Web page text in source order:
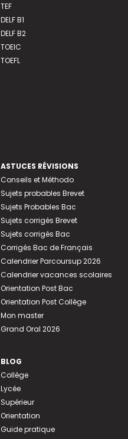
TEF
DELF B1
DELF B2
TOEIC
TOEFL
ASTUCES RÉVISIONS
Conseils et Méthodo
Sujets probables Brevet
Sujets Probables Bac
Sujets corrigés Brevet
Sujets corrigés Bac
Corrigés Bac de Français
Calendrier Parcoursup 2026
Calendrier vacances scolaires
Orientation Post Bac
Orientation Post Collège
Mon master
Grand Oral 2026
BLOG
Collège
Lycée
Supérieur
Orientation
Guide pratique